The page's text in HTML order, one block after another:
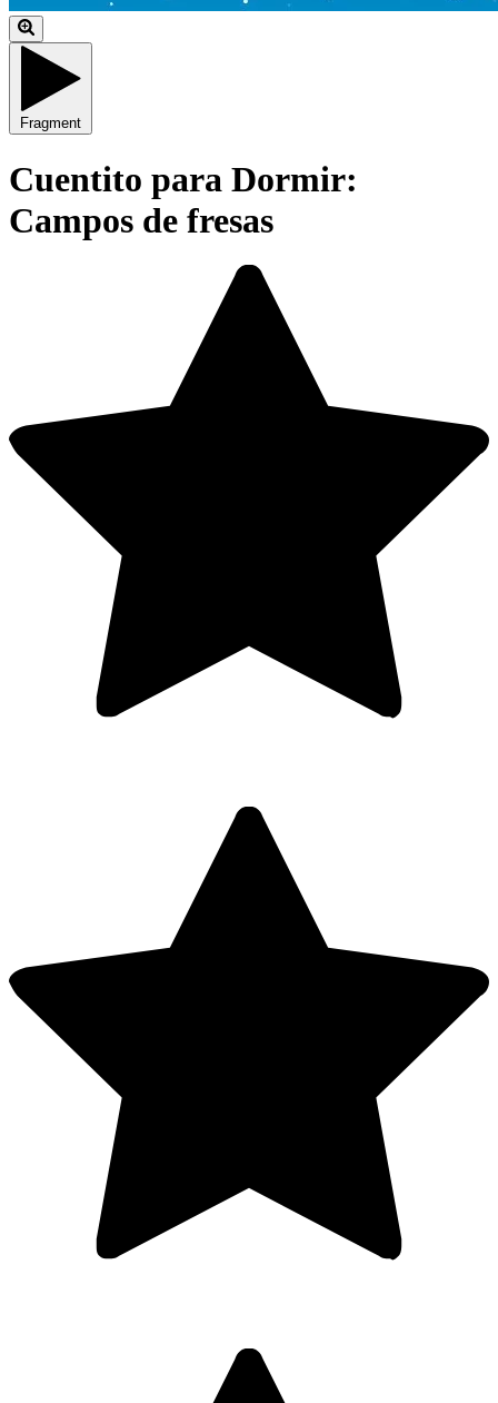
Fragment
Cuentito para Dormir:
Campos de fresas